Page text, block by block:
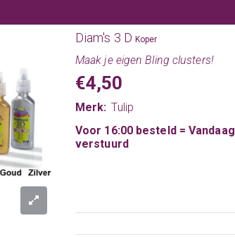
Diam's 3 DKoper
Maak je eigen Bling clusters!
€4,50
Merk: Tulip
Voor 16:00 besteld = Vandaag
verstuurd